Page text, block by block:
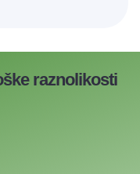
raznolikosti